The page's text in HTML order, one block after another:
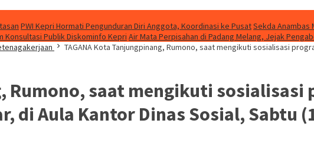
PWI Kepri Hormati Pengunduran Diri Anggota, Koordinasi ke PusatSekda Anambas
Konsultasi Publik Diskominfo Kepri Air Mata Perpisahan di Padang Melang, Jejak
TAGANA Kota Tanjungpinang, Rumono, saat mengikuti sosialisasi
Rumono, saat mengikuti sosialisasi
di Aula Kantor Dinas Sosial, Sabtu